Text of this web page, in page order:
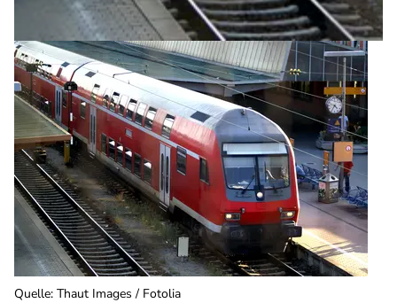
Quelle: Thaut Images / Fotolia